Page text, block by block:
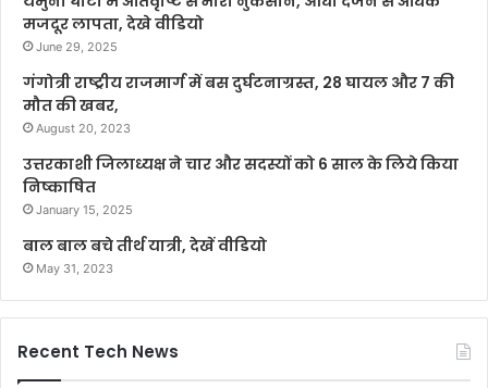
मजदूर लापता, देखे वीडियो
June 29, 2025
गंगोत्री राष्ट्रीय राजमार्ग में बस दुर्घटनाग्रस्त, 28 घायल और 7 की
मौत की खबर,
August 20, 2023
उत्तरकाशी जिलाध्यक्ष ने चार और सदस्यों को 6 साल के लिये किया
निष्काषित
January 15, 2025
बाल बाल बचे तीर्थ यात्री, देखें वीडियो
May 31, 2023
Recent Tech News